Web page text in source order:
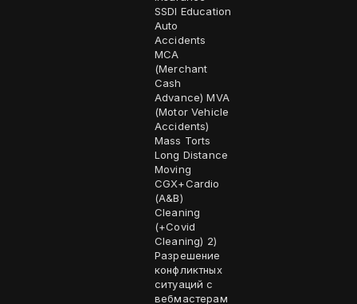
SSDI Education
Auto
Accidents
MCA
(Merchant
Cash
Advance) MVA
(Motor Vehicle
Accidents)
Mass Torts
Long Distance
Moving
CGX+Cardio
(A&B)
Cleaning
(+Covid
Cleaning) 2)
Разрешение
конфликтных
ситуаций с
вебмастерам